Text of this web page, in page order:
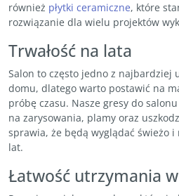
również płytki ceramiczne, które
rozwiązanie dla wielu projektów
Trwałość na lata
Salon to często jedno z najbardziej
domu, dlatego warto postawić na
próbę czasu. Nasze gresy do
na zarysowania, plamy oraz
sprawia, że będą wyglądać świeżo
lat.
Łatwość utrzymania